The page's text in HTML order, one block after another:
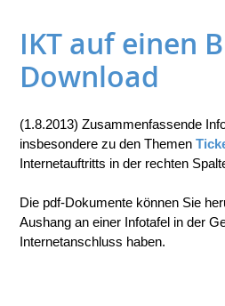
IKT auf einen
Download
(1.8.2013) Zusammenfassende
insbesondere zu den Themen
Internetauftritts in der rechten
Die pdf-Dokumente können Sie
Aushang an einer Infotafel in der
Internetanschluss haben.